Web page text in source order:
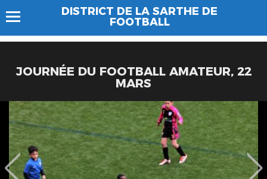
DISTRICT DE LA SARTHE DE
FOOTBALL
JOURNÉE DU FOOTBALL AMATEUR, 22
MARS